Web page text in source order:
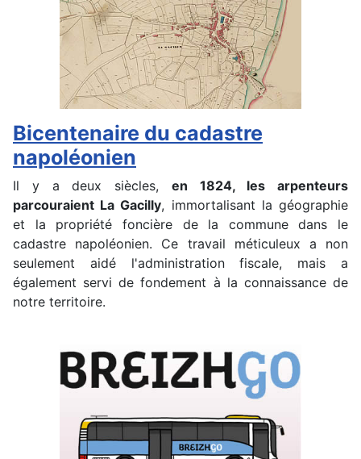
Bicentenaire du cadastre
napoléonien
Il y a deux siècles, en 1824, les arpenteurs
parcouraient La Gacilly, immortalisant la géographie
et la propriété foncière de la commune dans le
cadastre napoléonien. Ce travail méticuleux a non
seulement aidé l'administration fiscale, mais a
également servi de fondement à la connaissance de
notre territoire.